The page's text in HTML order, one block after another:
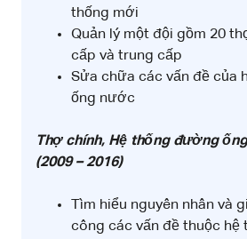
thống mới
Quản lý một đội gồm 20
cấp và trung cấp
Sửa chữa các vấn đề của
ống nước
Thợ chính, Hệ thống đường
(2009 – 2016)
Tìm hiểu nguyên nhân và
công các vấn đề thuộc hệ